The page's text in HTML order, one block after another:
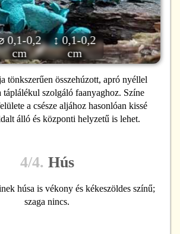
tönkszerűen összehúzott, apró nyéllel
táplálékul szolgáló faanyaghoz. Színe
a csésze aljához hasonlóan kissé
álló és központi helyzetű is lehet.
0,1-0,2
cm
↕ 0,1-0,2
cm
4/4. Hús
húsa is vékony és kékeszöldes színű;
szaga nincs.